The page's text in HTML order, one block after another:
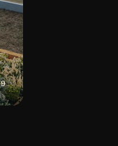
9 اقرأ أقل